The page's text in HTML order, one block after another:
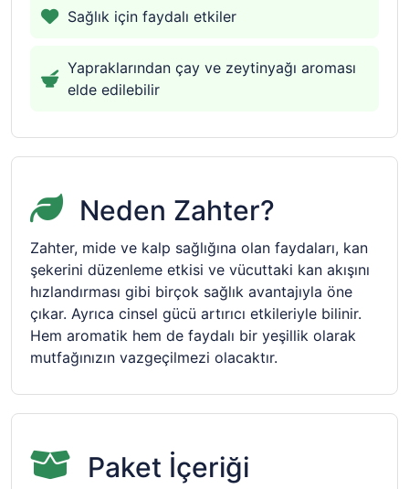
Sağlık için faydalı etkiler
Yapraklarından çay ve zeytinyağı aroması
elde edilebilir
Neden Zahter?
Zahter, mide ve kalp sağlığına olan faydaları, kan
şekerini düzenleme etkisi ve vücuttaki kan akışını
hızlandırması gibi birçok sağlık avantajıyla öne
çıkar. Ayrıca cinsel gücü artırıcı etkileriyle bilinir.
Hem aromatik hem de faydalı bir yeşillik olarak
mutfağınızın vazgeçilmezi olacaktır.
Paket İçeriği